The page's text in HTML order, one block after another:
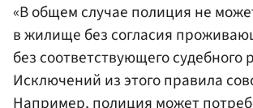
«В общем случае полиция не
в жилище без согласия
без соответствующего судебного
Исключений из этого правила
Например, полиция может